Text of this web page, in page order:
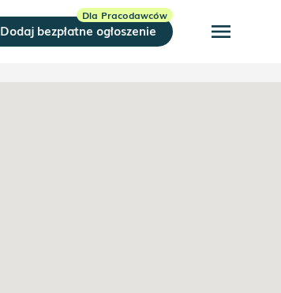
Dodaj bezpłatne ogłoszenie menu